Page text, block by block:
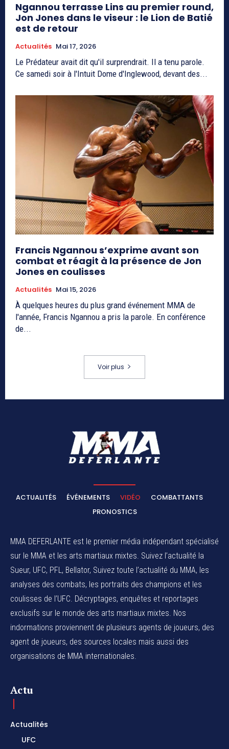
Ngannou terrasse Lins au premier round,
Jon Jones dans le viseur : le Lion de Batié
est de retour
Actualités Mai 17, 2026
Le Prédateur avait dit qu'il surprendrait. Il a tenu parole.
Ce samedi soir à l'Intuit Dome d'Inglewood, devant des...
Francis Ngannou s’exprime avant son
combat et réagit à la présence de Jon
Jones en coulisses
Actualités Mai 15, 2026
À quelques heures du plus grand événement MMA de
l'année, Francis Ngannou a pris la parole. En conférence
de...
Voir plus
ACTUALITÉS ÉVÉNEMENTS VIDÉO
COMBATTANTS
PRONOSTICS
MMA DEFERLANTE est le premier média indépendant spécialisé
sur le MMA et les arts martiaux mixtes. Suivez l’actualité la
Sueur, UFC, PFL, Bellator, Suivez toute l’actualité du MMA, les
analyses des combats, les portraits des champions et les
coulisses de l’UFC. Décryptages, enquêtes et reportages
exclusifs sur le monde des arts martiaux mixtes. Nos
indormations proviennent de plusieurs agents de joueurs, des
agent de joueurs, des sources locales mais aussi des
organisations de MMA internationales.
Actu
Actualités
UFC